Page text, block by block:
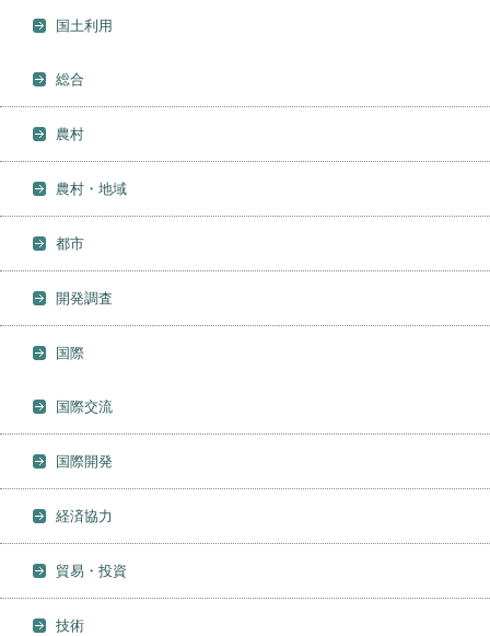
国土利用
総合
農村
農村・地域
都市
開発調査
国際
国際交流
国際開発
経済協力
貿易・投資
技術